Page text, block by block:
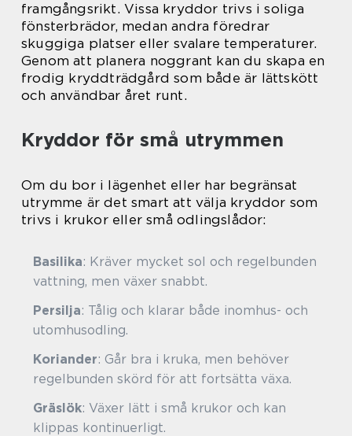
framgångsrikt. Vissa kryddor trivs i soliga
fönsterbrädor, medan andra föredrar
skuggiga platser eller svalare temperaturer.
Genom att planera noggrant kan du skapa en
frodig kryddträdgård som både är lättskött
och användbar året runt.
Kryddor för små utrymmen
Om du bor i lägenhet eller har begränsat
utrymme är det smart att välja kryddor som
trivs i krukor eller små odlingslådor:
Basilika: Kräver mycket sol och regelbunden
vattning, men växer snabbt.
Persilja: Tålig och klarar både inomhus- och
utomhusodling.
Koriander: Går bra i kruka, men behöver
regelbunden skörd för att fortsätta växa.
Gräslök: Växer lätt i små krukor och kan
klippas kontinuerligt.